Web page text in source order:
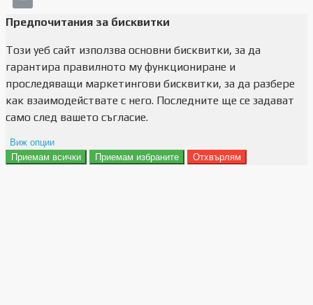
Предпочитания за бисквитки
Този уеб сайт използва основни бисквитки, за да
гарантира правилното му функциониране и
проследяващи маркетингови бисквитки, за да разбере
как взаимодействате с него. Последните ще се задават
само след вашето съгласие.
Виж опции
Препочитания за реклами
Приемам всички Приемам избраните Отхвърлям